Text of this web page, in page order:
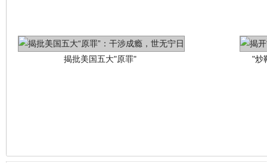
解纷+调解+退费，一次搞定